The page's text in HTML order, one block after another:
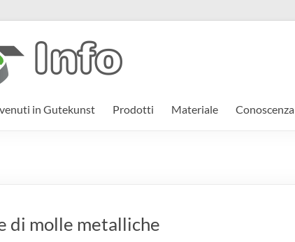
in Gutekunst Prodotti Materiale Conoscenza
di molle metalliche